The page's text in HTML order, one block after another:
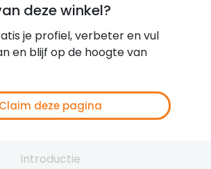
deze winkel?
je profiel, verbeter en vul
en blijf op de hoogte van
Claim deze pagina
Introductie